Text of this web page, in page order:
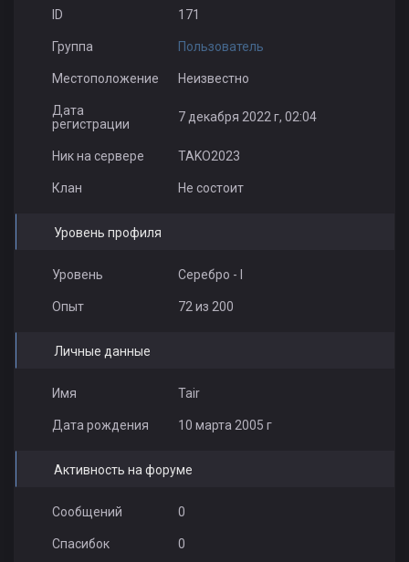
ID 171
Группа Пользователь
Местоположение Неизвестно
Дата
регистрации
7 декабря 2022 г, 02:04
Ник на сервере TAKO2023
Клан Не состоит
Уровень профиля
Уровень Серебро - I
Опыт 72 из 200
Личные данные
Имя Tair
Дата рождения 10 марта 2005 г
Активность на форуме
Сообщений 0
Спасибок 0